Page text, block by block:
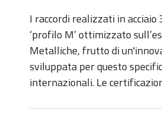
I raccordi realizzati in
‘profilo M’ ottimizzato
Metalliche, frutto di
sviluppata per questo
internazionali. Le